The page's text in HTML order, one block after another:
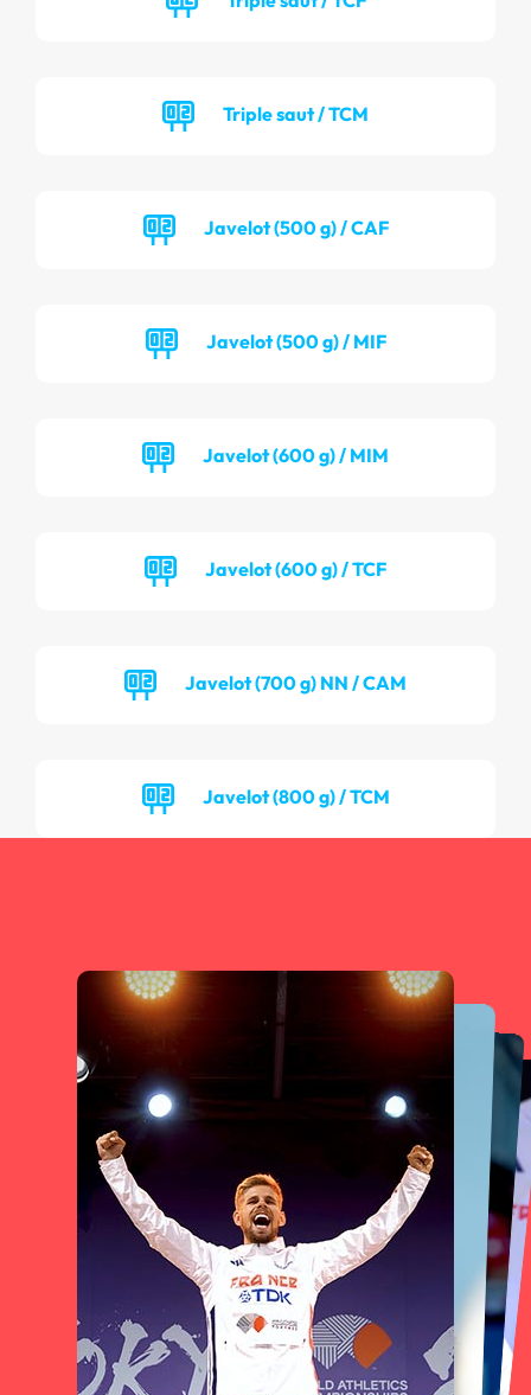
Triple saut / TCM
Javelot (500 g) / CAF
Javelot (500 g) / MIF
Javelot (600 g) / MIM
Javelot (600 g) / TCF
Javelot (700 g) NN / CAM
Javelot (800 g) / TCM